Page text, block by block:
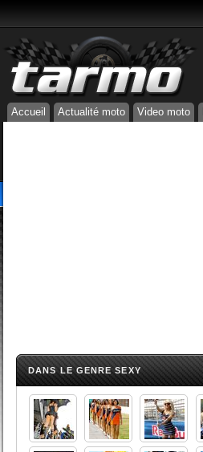
Accueil Actualité moto Video moto
DANS LE GENRE SEXY